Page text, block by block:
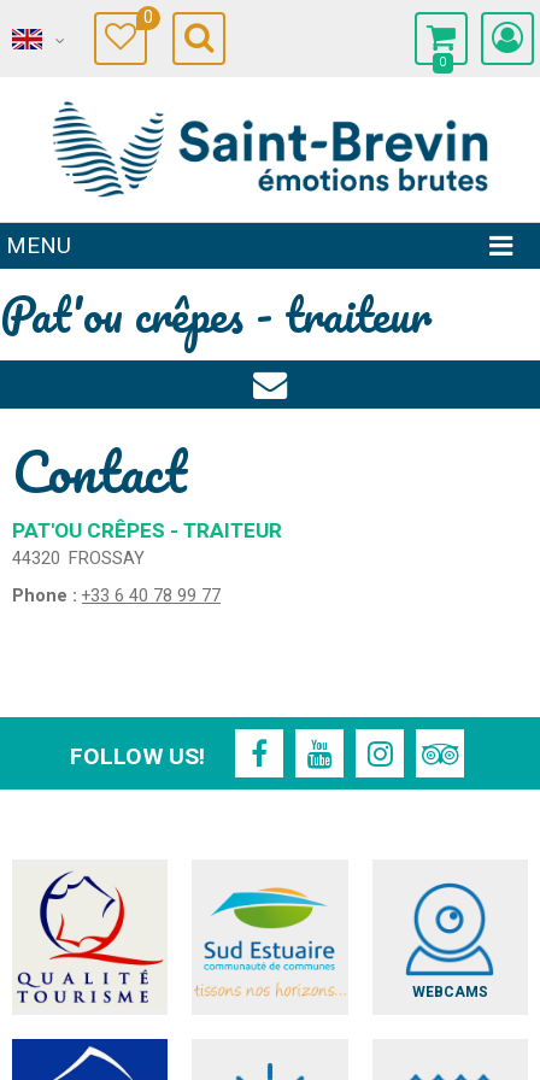
0
0
MENU
Pat'ou crêpes - traiteur
Contact
PAT'OU CRÊPES - TRAITEUR
44320 FROSSAY
Phone : +33 6 40 78 99 77
FOLLOW US!
WEBCAMS